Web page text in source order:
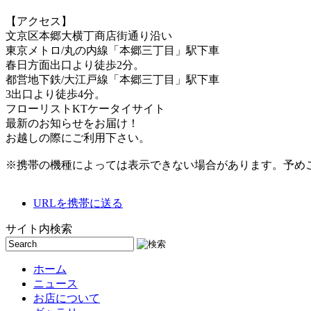
【アクセス】
文京区本郷大横丁商店街通り沿い
東京メトロ/丸の内線「本郷三丁目」駅下車
春日方面出口より徒歩2分。
都営地下鉄/大江戸線「本郷三丁目」駅下車
3出口より徒歩4分。
フローリストKTケータイサイト
最新のお知らせをお届け！
お越しの際にご利用下さい。
※携帯の機種によっては表示できない場合があります。予め
URLを携帯に送る
サイト内検索
ホーム
ニュース
お店について